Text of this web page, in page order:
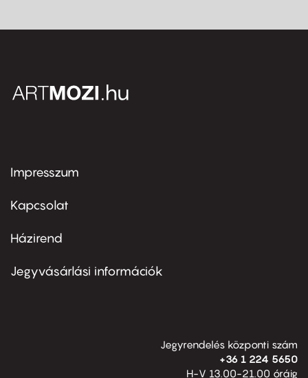
Footer
first
Impresszum
Kapcsolat
Footer
second
Házirend
Jegyvásárlási információk
Jegyrendelés központi szám
+36 1 224 5650
H-V 13.00-21.00 óráig